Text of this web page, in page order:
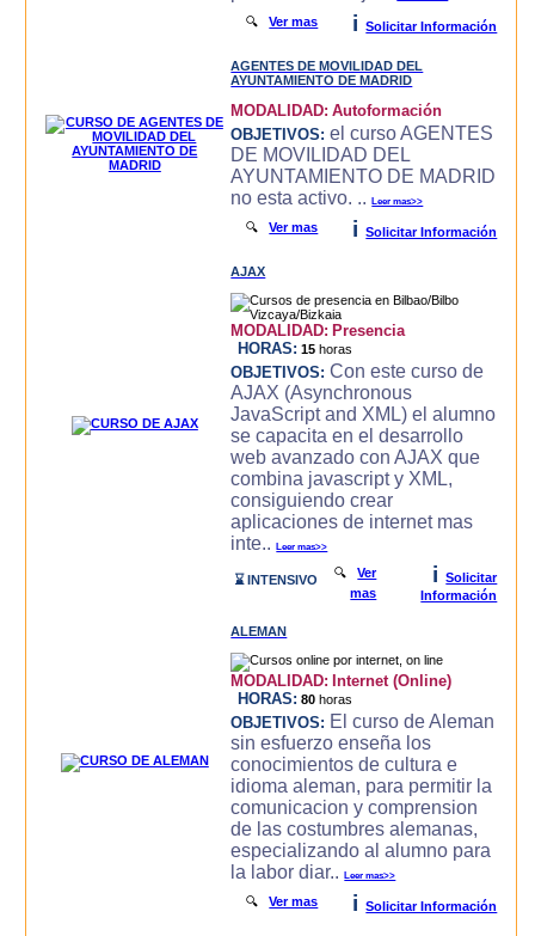
🔍Ver mas i Solicitar Información
AGENTES DE MOVILIDAD DEL
AYUNTAMIENTO DE MADRID
MODALIDAD: Autoformación
OBJETIVOS: el curso AGENTES
DE MOVILIDAD DEL
AYUNTAMIENTO DE MADRID
no esta activo. ..Leer mas>>
🔍Ver mas i Solicitar Información
AJAX
MODALIDAD: Presencia
HORAS: 15 horas
OBJETIVOS: Con este curso de
AJAX (Asynchronous
JavaScript and XML) el alumno
se capacita en el desarrollo
web avanzado con AJAX que
combina javascript y XML,
consiguiendo crear
aplicaciones de internet mas
inte..Leer mas>>
⌛ INTENSIVO 🔍Ver
mas
i
Solicitar
Información
ALEMAN
MODALIDAD: Internet (Online)
HORAS: 80 horas
OBJETIVOS: El curso de Aleman
sin esfuerzo enseña los
conocimientos de cultura e
idioma aleman, para permitir la
comunicacion y comprension
de las costumbres alemanas,
especializando al alumno para
la labor diar..Leer mas>>
🔍Ver mas i Solicitar Información